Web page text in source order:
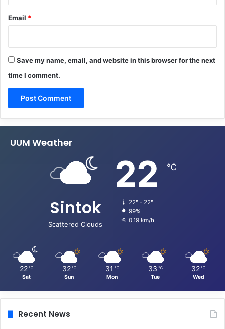
Email *
Save my name, email, and website in this browser for the next
time I comment.
UUM Weather
Sintok
Scattered Clouds
22 ℃
22º - 22º
99%
0.19 km/h
22 ℃
Sat
32 ℃
Sun
31 ℃
Mon
33 ℃
Tue
32 ℃
Wed
Recent News